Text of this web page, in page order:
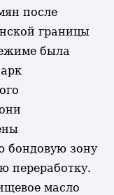
после
границы
была
бондовую зону
переработку.
масло